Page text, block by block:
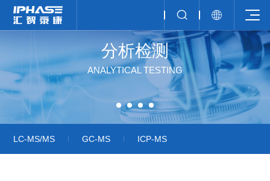
分析检测
ANALYTICAL TESTING
LC-MS/MS GC-MS ICP-MS